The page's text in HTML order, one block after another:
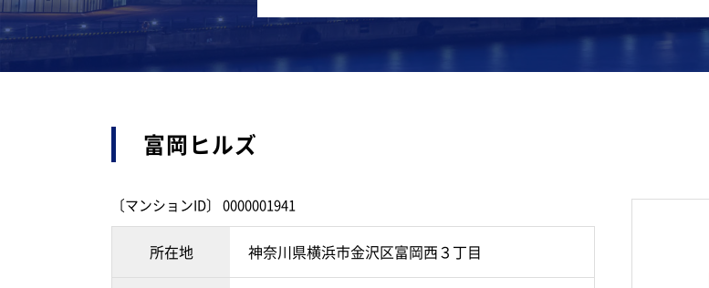
富岡ヒルズ
〔マンションID〕 0000001941
所在地 神奈川県横浜市金沢区富岡西３丁目